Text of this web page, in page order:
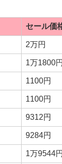
セール価
2万円
1万1800円
1100円
1100円
9312円
9284円
1万9544円